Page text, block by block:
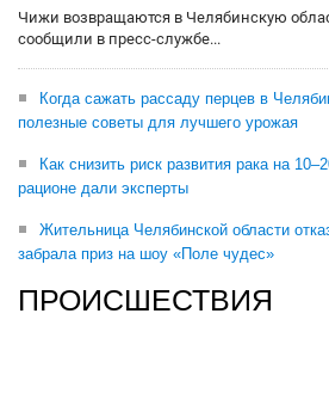
Чижи возвращаются в Челябинскую
сообщили в пресс-службе...
Когда сажать рассаду перцев в
полезные советы для лучшего урожая
Как снизить риск развития рака на
рационе дали эксперты
Жительница Челябинской области
забрала приз на шоу «Поле чудес»
ПРОИСШЕСТВИЯ